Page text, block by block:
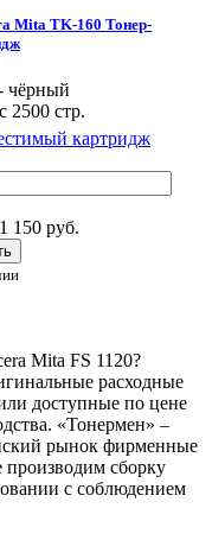
Mita TK-160 Тонер-
чёрный
2500 стр.
картридж
1 150 руб.
Mita FS 1120?
расходные
доступные по цене
«Тонермен» –
рынок фирменные
сборку
с соблюдением